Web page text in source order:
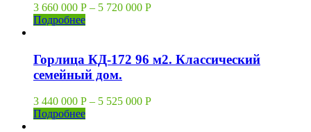
3 660 000 Р – 5 720 000 Р
Подробнее
Горлица КД-172 96 м2. Классический
семейный дом.
3 440 000 Р – 5 525 000 Р
Подробнее